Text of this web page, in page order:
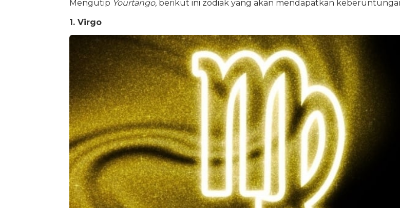
Mengutip Yourtango,berikut ini zodiak yang akan mendapatkan
1. Virgo